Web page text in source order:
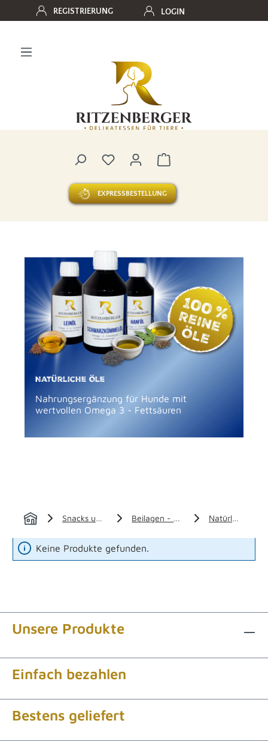
Zum Hauptinhalt springen
REGISTRIERUNG LOGIN
Du hast 0 Produkte auf dem
Warenkorb enthält 0
EXPRESSBESTELLUNG
Natürliche Öle
Nahrungsergänzung für Hunde mit
wertvollen Omega 3 - Fettsäuren
Snacks und Beilagen Beilagen - Ergänzungen Natürliche Öle
Keine Produkte gefunden.
Unsere Produkte
Einfach bezahlen
Bestens geliefert